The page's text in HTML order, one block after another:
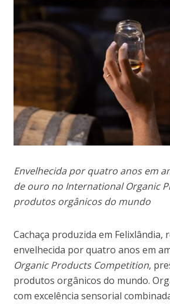
Envelhecida por quatro anos em
de ouro no International Organic
produtos orgânicos do mundo
Cachaça produzida em
envelhecida por quatro anos em
Organic Products Competition,
produtos orgânicos do mundo.
com excelência sensorial